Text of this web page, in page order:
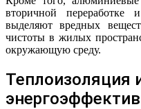
вторичной переработке
выделяют вредных
чистоты в жилых
окружающую среду.
Теплоизоляция